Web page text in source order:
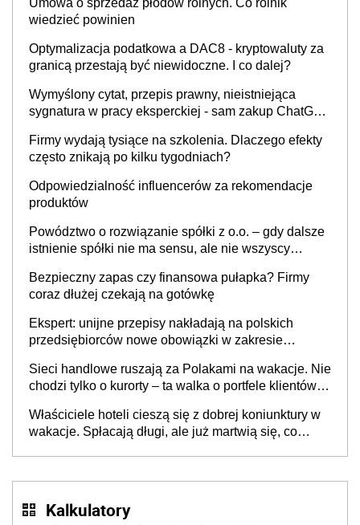
wiedzieć powinien
Optymalizacja podatkowa a DAC8 - kryptowaluty za
granicą przestają być niewidoczne. I co dalej?
Wymyślony cytat, przepis prawny, nieistniejąca
sygnatura w pracy eksperckiej - sam zakup ChatGPT
Firmy wydają tysiące na szkolenia. Dlaczego efekty
często znikają po kilku tygodniach?
Odpowiedzialność influencerów za rekomendacje
produktów
Powództwo o rozwiązanie spółki z o.o. – gdy dalsze
istnienie spółki nie ma sensu, ale nie wszyscy
Bezpieczny zapas czy finansowa pułapka? Firmy
coraz dłużej czekają na gotówkę
Ekspert: unijne przepisy nakładają na polskich
przedsiębiorców nowe obowiązki w zakresie
Sieci handlowe ruszają za Polakami na wakacje. Nie
chodzi tylko o kurorty – ta walka o portfele klientów
cichu
Właściciele hoteli cieszą się z dobrej koniunktury w
wakacje. Spłacają długi, ale już martwią się, co
Kalkulatory